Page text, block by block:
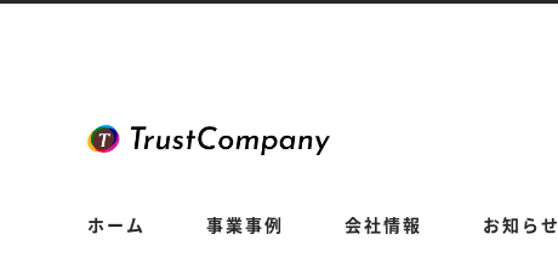
ホーム 事業事例 会社情報 お知らせ